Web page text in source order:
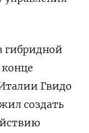
гибридной
Гвидо
создать